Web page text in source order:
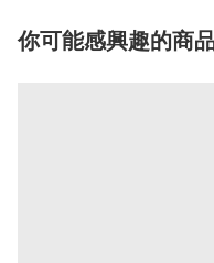
你可能感興趣的商